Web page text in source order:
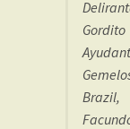
Brazil,